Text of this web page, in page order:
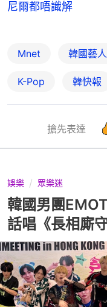
尼爾都唔識解
Mnet 韓國藝
K-Pop 韓快報
搶先表達
娛樂 眾樂迷
韓國男團
話唱《長相廝